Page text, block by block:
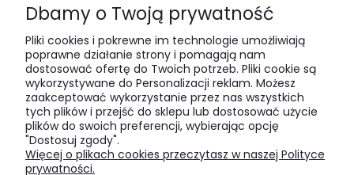
O nas
LukkaWoods | ul. Sienna 64 | 00-825 Warszawa | tel:
520 | e-mail:bok@lukkawoods.pl
Dbamy o Twoją prywatność
Pliki cookies i pokrewne im technologie umożliwiają
poprawne działanie strony i pomagają nam
dostosować ofertę do Twoich potrzeb. Pliki cookie są
wykorzystywane do Personalizacji reklam. Możesz
zaakceptować wykorzystanie przez nas wszystkich
tych plików i przejść do sklepu lub dostosować użycie
plików do swoich preferencji, wybierając opcję
"Dostosuj zgody".
Więcej o plikach cookies przeczytasz w naszej Polityce
prywatności.